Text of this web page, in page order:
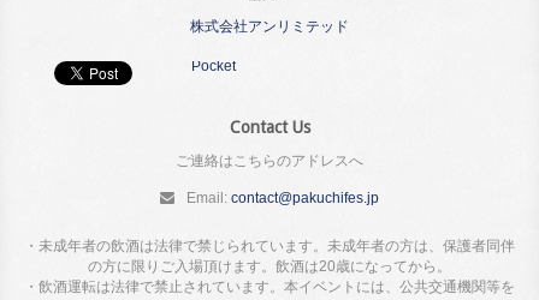
株式会社アンリミテッド
Pocket
Contact Us
ご連絡はこちらのアドレスへ
Email: contact@pakuchifes.jp
・未成年者の飲酒は法律で禁じられています。未成年者の方は、保護者同伴
の方に限りご入場頂けます。飲酒は20歳になってから。
・飲酒運転は法律で禁止されています。本イベントには、公共交通機関等を